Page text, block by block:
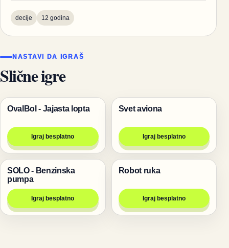
decije 12 godina
NASTAVI DA IGRAŠ
Slične igre
Pucanje
OvalBol - Jajasta lopta
Igraj besplatno
Igre za dvoje
Svet aviona
Igraj besplatno
Igre
SOLO - Benzinska
pumpa
Igraj besplatno
Igre
Robot ruka
Igraj besplatno